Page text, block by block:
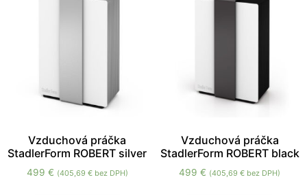
Vzduchová práčka
StadlerForm ROBERT silver
499 € (405,69 €bez DPH)
Vzduchová práčka
StadlerForm ROBERT black
499€ (405,69€ bez DPH)